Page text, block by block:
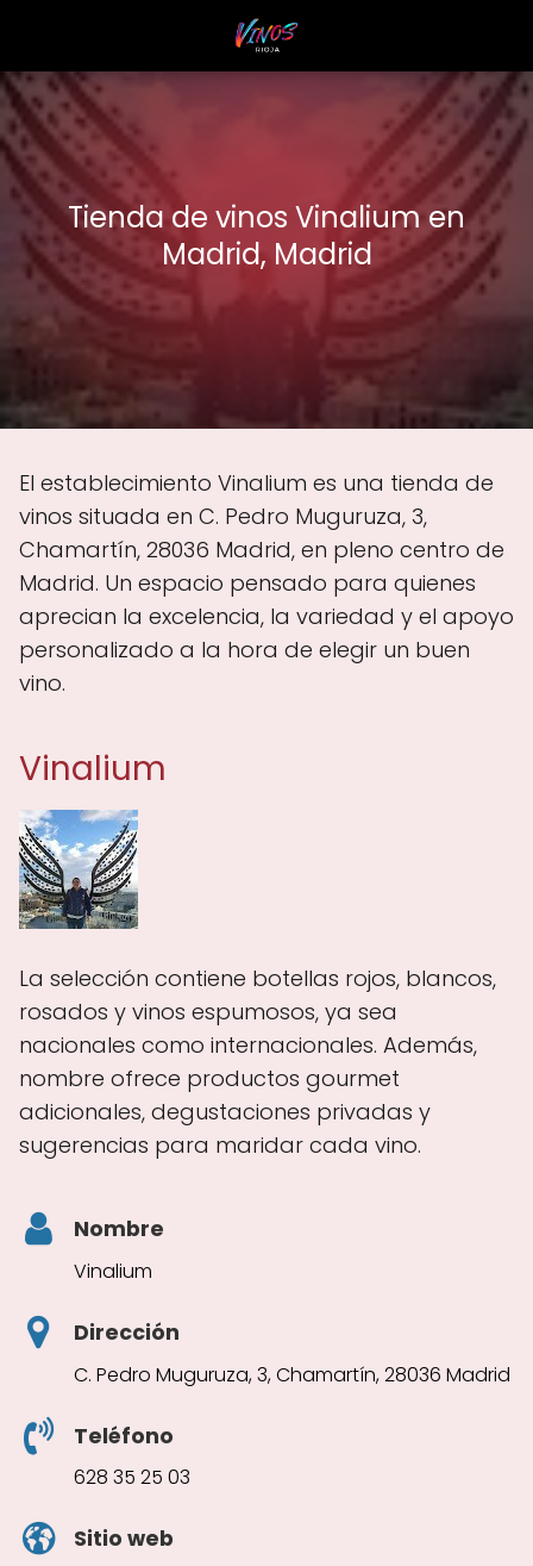
Tienda de vinos Vinalium en
Madrid, Madrid
El establecimiento Vinalium es una tienda de
vinos situada en C. Pedro Muguruza, 3,
Chamartín, 28036 Madrid, en pleno centro de
Madrid. Un espacio pensado para quienes
aprecian la excelencia, la variedad y el apoyo
personalizado a la hora de elegir un buen
vino.
Vinalium
La selección contiene botellas rojos, blancos,
rosados y vinos espumosos, ya sea
nacionales como internacionales. Además,
nombre ofrece productos gourmet
adicionales, degustaciones privadas y
sugerencias para maridar cada vino.
Nombre
Vinalium
Dirección
C. Pedro Muguruza, 3, Chamartín, 28036 Madrid
Teléfono
628 35 25 03
Sitio web